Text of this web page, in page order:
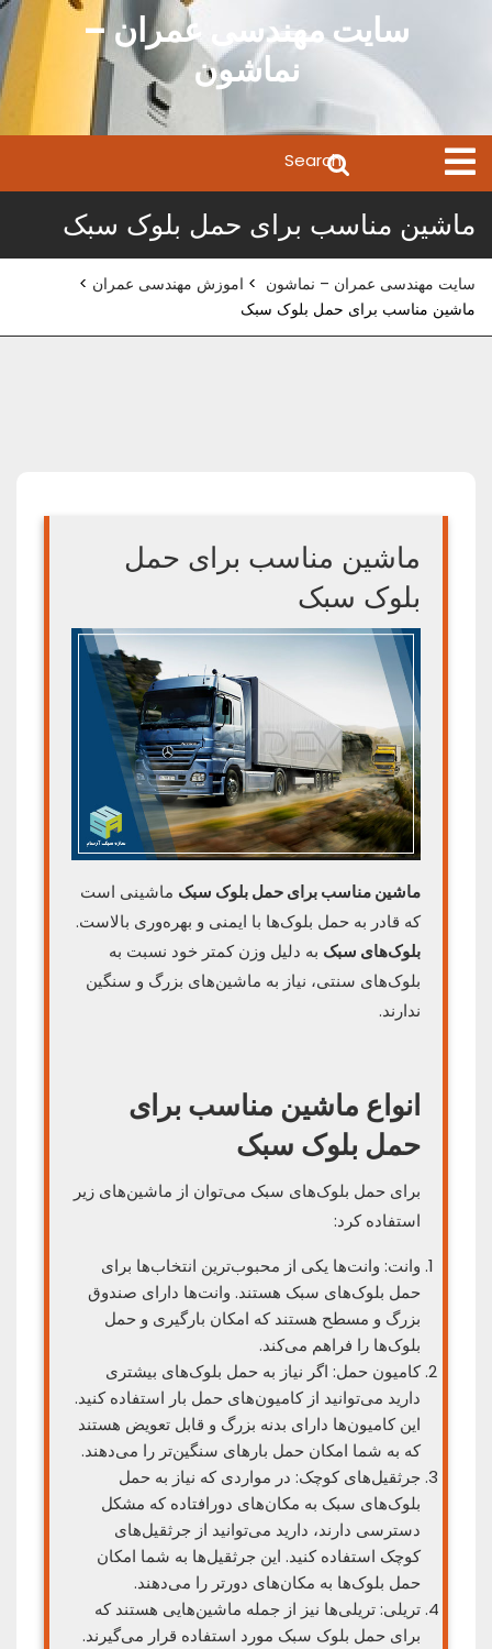
سایت مهندسی عمران –
نماشون
Open
Menu
for:
ماشین مناسب برای حمل بلوک سبک
سایت مهندسی عمران – نماشون > اموزش مهندسی عمران >
ماشین مناسب برای حمل بلوک سبک
ماشین مناسب برای حمل
بلوک سبک
ماشین مناسب برای حمل بلوک سبک ماشینی است
که قادر به حمل بلوک‌ها با ایمنی و بهره‌وری بالاست.
بلوک‌های سبک به دلیل وزن کمتر خود نسبت به
بلوک‌های سنتی، نیاز به ماشین‌های بزرگ و سنگین
ندارند.
انواع ماشین مناسب برای
حمل بلوک سبک
برای حمل بلوک‌های سبک می‌توان از ماشین‌های زیر
استفاده کرد:
وانت: وانت‌ها یکی از محبوب‌ترین انتخاب‌ها برای
حمل بلوک‌های سبک هستند. وانت‌ها دارای صندوق
بزرگ و مسطح هستند که امکان بارگیری و حمل
بلوک‌ها را فراهم می‌کند.
کامیون حمل: اگر نیاز به حمل بلوک‌های بیشتری
دارید می‌توانید از کامیون‌های حمل بار استفاده کنید.
این کامیون‌ها دارای بدنه بزرگ و قابل تعویض هستند
که به شما امکان حمل بارهای سنگین‌تر را می‌دهند.
جرثقیل‌های کوچک: در مواردی که نیاز به حمل
بلوک‌های سبک به مکان‌های دورافتاده که مشکل
دسترسی دارند، دارید می‌توانید از جرثقیل‌های
کوچک استفاده کنید. این جرثقیل‌ها به شما امکان
حمل بلوک‌ها به مکان‌های دورتر را می‌دهند.
تریلی: تریلی‌ها نیز از جمله ماشین‌هایی هستند که
برای حمل بلوک سبک مورد استفاده قرار می‌گیرند.